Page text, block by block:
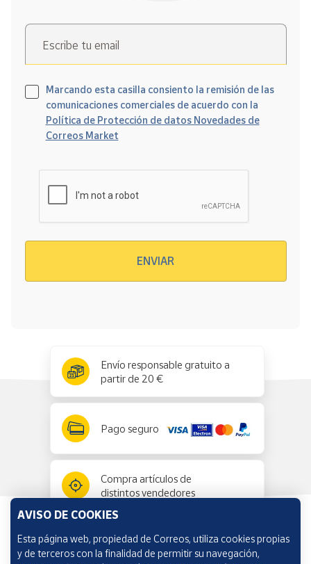
Escribe tu email
Marcando esta casilla consiento la remisión de las
comunicaciones comerciales de acuerdo con la
Política de Protección de datos Novedades de
Correos Market
ENVIAR
Envío responsable gratuito a
partir de 20 €
Pago seguro
Compra artículos de
distintos vendedores
Información y ayuda
AVISO DE COOKIES
Esta página web, propiedad de Correos, utiliza cookies propias
y de terceros con la finalidad de permitir su navegación,